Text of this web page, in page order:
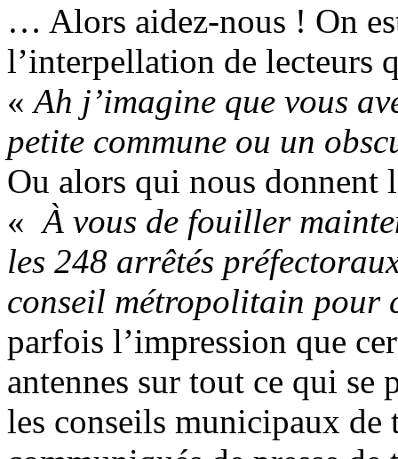
… Alors aidez-nous ! On
l’interpellation de lecteurs
«Ah j’imagine que vous
petite commune ou un
Ou alors qui nous donnent
« À vous de fouiller
les 248 arrêtés
conseil métropolitain pour
parfois l’impression que
antennes sur tout ce qui se
les conseils municipaux de